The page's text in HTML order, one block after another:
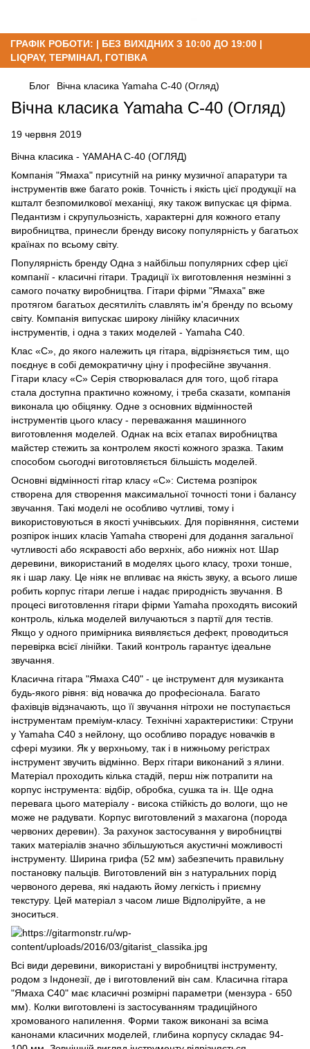
ГРАФІК РОБОТИ: | БЕЗ ВИХІДНИХ З 10:00 ДО 19:00 |
LIQPAY, ТЕРМІНАЛ, ГОТІВКА
Блог Вічна класика Yamaha C-40 (Огляд)
Вічна класика Yamaha C-40 (Огляд)
19 червня 2019
Вічна класика - YAMAHA C-40 (ОГЛЯД)
Компанія "Ямаха" присутній на ринку музичної апаратури та
інструментів вже багато років. Точність і якість цієї продукції на
кшталт безпомилкової механіці, яку також випускає ця фірма.
Педантизм і скрупульозність, характерні для кожного етапу
виробництва, принесли бренду високу популярність у багатьох
країнах по всьому світу.
Популярність бренду Одна з найбільш популярних сфер цієї
компанії - класичні гітари. Традиції їх виготовлення незмінні з
самого початку виробництва. Гітари фірми "Ямаха" вже
протягом багатьох десятиліть славлять ім'я бренду по всьому
світу. Компанія випускає широку лінійку класичних
інструментів, і одна з таких моделей - Yamaha C40.
Клас «C», до якого належить ця гітара, відрізняється тим, що
поєднує в собі демократичну ціну і професійне звучання.
Гітари класу «C» Серія створювалася для того, щоб гітара
стала доступна практично кожному, і треба сказати, компанія
виконала цю обіцянку. Одне з основних відмінностей
інструментів цього класу - переважання машинного
виготовлення моделей. Однак на всіх етапах виробництва
майстер стежить за контролем якості кожного зразка. Таким
способом сьогодні виготовляється більшість моделей.
Основні відмінності гітар класу «C»: Система розпірок
створена для створення максимальної точності тони і балансу
звучання. Такі моделі не особливо чутливі, тому і
використовуються в якості учнівських. Для порівняння, системи
розпірок інших класів Yamaha створені для додання загальної
чутливості або яскравості або верхніх, або нижніх нот. Шар
деревини, використаний в моделях цього класу, трохи тонше,
як і шар лаку. Це ніяк не впливає на якість звуку, а всього лише
робить корпус гітари легше і надає природність звучання. В
процесі виготовлення гітари фірми Yamaha проходять високий
контроль, кілька моделей вилучаються з партії для тестів.
Якщо у одного примірника виявляється дефект, проводиться
перевірка всієї лінійки. Такий контроль гарантує ідеальне
звучання.
Класична гітара "Ямаха С40" - це інструмент для музиканта
будь-якого рівня: від новачка до професіонала. Багато
фахівців відзначають, що її звучання нітрохи не поступається
інструментам преміум-класу. Технічні характеристики: Струни
у Yamaha C40 з нейлону, що особливо порадує новачків в
сфері музики. Як у верхньому, так і в нижньому регістрах
інструмент звучить відмінно. Верх гітари виконаний з ялини.
Матеріал проходить кілька стадій, перш ніж потрапити на
корпус інструмента: відбір, обробка, сушка та ін. Ще одна
перевага цього матеріалу - висока стійкість до вологи, що не
може не радувати. Корпус виготовлений з махагона (порода
червоних деревин). За рахунок застосування у виробництві
таких матеріалів значно збільшуються акустичні можливості
інструменту. Ширина грифа (52 мм) забезпечить правильну
постановку пальців. Виготовлений він з натуральних порід
червоного дерева, які надають йому легкість і приємну
текстуру. Цей матеріал з часом лише Відполіруйте, а не
зноситься.
Всі види деревини, використані у виробництві інструменту,
родом з Індонезії, де і виготовлений він сам. Класична гітара
"Ямаха С40" має класичні розмірні параметри (мензура - 650
мм). Колки виготовлені із застосуванням традиційного
хромованого напилення. Форми також виконані за всіма
канонами класичних моделей, глибина корпусу складає 94-